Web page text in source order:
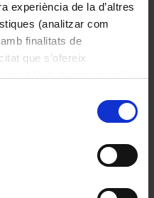
experiència de la d’altres
(analitzar com
finalitats de
que s’ofereix
del lloc web de la